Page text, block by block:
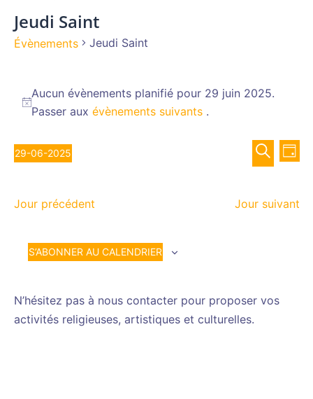
Jeudi Saint
Évènements Jeudi Saint
for
29
2025
Notice
Aucun évènements planifié pour 29 juin 2025.
Passer aux évènements suivants .
et
de
de
JOUR
29-06-2025
date.
Jour précédent Jour suivant
S’ABONNER AU CALENDRIER
N’hésitez pas à nous contacter pour proposer vos
activités religieuses, artistiques et culturelles.